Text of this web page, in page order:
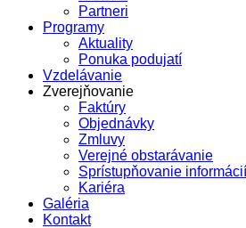
Partneri
Programy
Aktuality
Ponuka podujatí
Vzdelávanie
Zverejňovanie
Faktúry
Objednávky
Zmluvy
Verejné obstarávanie
Sprístupňovanie informácií
Kariéra
Galéria
Kontakt